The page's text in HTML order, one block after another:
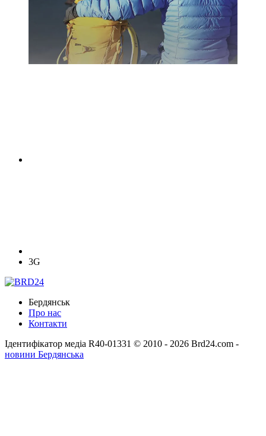
3G
Бердянськ
Про нас
Контакти
Ідентифікатор медіа R40-01331 © 2010 - 2026 Brd24.com -
новини Бердянська